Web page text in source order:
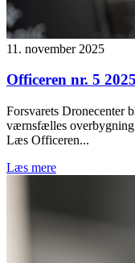
11. november 2025
Officeren nr. 5 2025
Forsvarets Dronecenter
værnsfælles overbygning
Læs Officeren...
Læs mere